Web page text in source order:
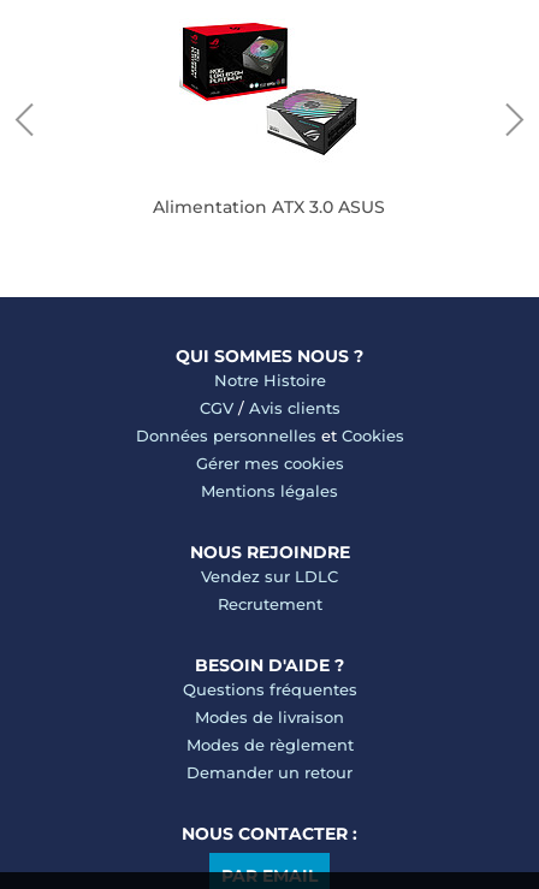
Alimentation ATX 3.0 ASUS
QUI SOMMES NOUS ?
Notre Histoire
CGV/ Avis clients
Données personnelles et Cookies
Gérer mes cookies
Mentions légales
NOUS REJOINDRE
Vendez sur LDLC
Recrutement
BESOIN D'AIDE ?
Questions fréquentes
Modes de livraison
Modes de règlement
Demander un retour
NOUS CONTACTER :
PAR EMAIL